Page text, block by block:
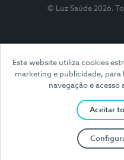
Este website utiliza cookies
marketing e publicidade, para
navegação e acesso
Aceitar
© Luz Saúde 2026.